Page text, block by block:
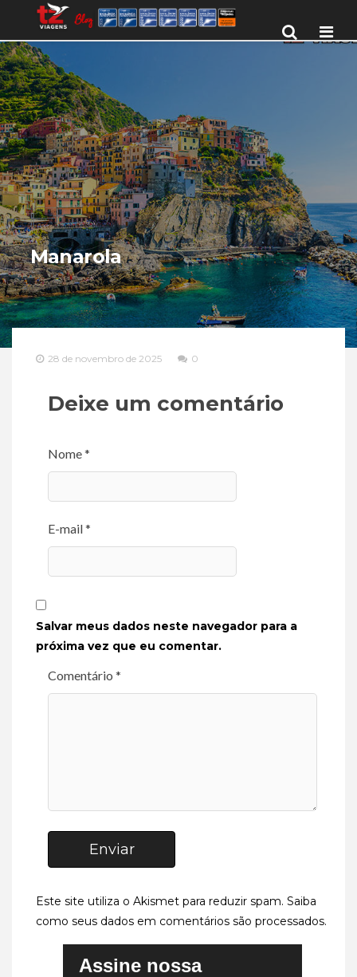
Manarola
28 de novembro de 2025 0
Deixe um comentário
Nome *
E-mail *
Salvar meus dados neste navegador para a
próxima vez que eu comentar.
Comentário *
Enviar
Este site utiliza o Akismet para reduzir spam. Saiba
como seus dados em comentários são processados.
Assine nossa